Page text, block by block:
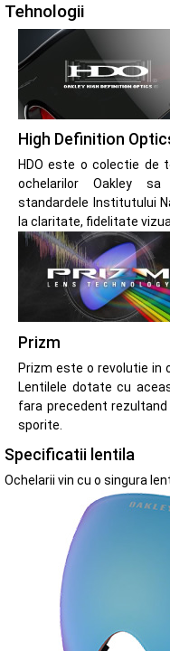
Tehnologii
High Definition
HDO este o colectie de
ochelarilor Oakley
standardele Institutului
la claritate, fidelitate
Prizm
Prizm este o revolutie in
Lentilele dotate cu
fara precedent
sporite.
Specificatii lentila
Ochelarii vin cu o singura